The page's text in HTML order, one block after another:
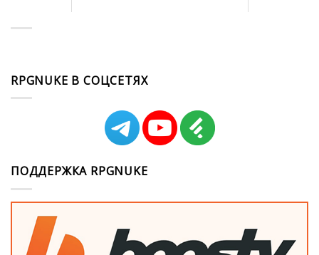
RPGNUKE В СОЦСЕТЯХ
ПОДДЕРЖКА RPGNUKE